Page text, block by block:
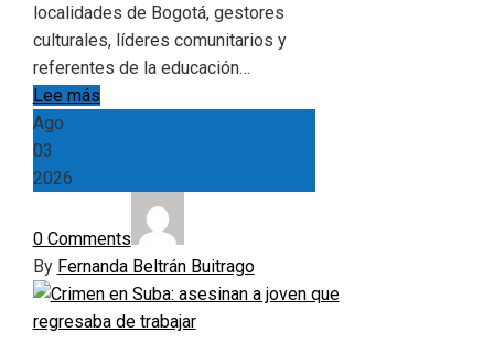
localidades de Bogotá, gestores
culturales, líderes comunitarios y
referentes de la educación…
Lee más
Ago
03
2026
0 Comments
By Fernanda Beltrán Buitrago